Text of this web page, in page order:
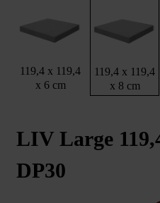
119,4 x 119,4
x 6 cm
119,4 x 119,4
x 8 cm
LIV Large
DP30